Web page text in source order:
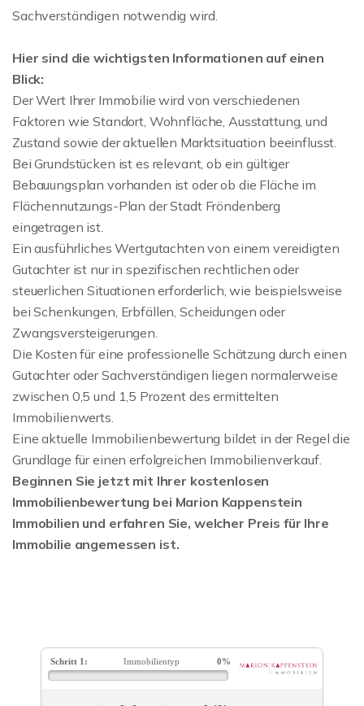
Sachverständigen notwendig wird.
Hier sind die wichtigsten Informationen auf einen
Blick:
Der Wert Ihrer Immobilie wird von verschiedenen
Faktoren wie Standort, Wohnfläche, Ausstattung, und
Zustand sowie der aktuellen Marktsituation beeinflusst.
Bei Grundstücken ist es relevant, ob ein gültiger
Bebauungsplan vorhanden ist oder ob die Fläche im
Flächennutzungs-Plan der Stadt Fröndenberg
eingetragen ist.
Ein ausführliches Wertgutachten von einem vereidigten
Gutachter ist nur in spezifischen rechtlichen oder
steuerlichen Situationen erforderlich, wie beispielsweise
bei Schenkungen, Erbfällen, Scheidungen oder
Zwangsversteigerungen.
Die Kosten für eine professionelle Schätzung durch einen
Gutachter oder Sachverständigen liegen normalerweise
zwischen 0,5 und 1,5 Prozent des ermittelten
Immobilienwerts.
Eine aktuelle Immobilienbewertung bildet in der Regel die
Grundlage für einen erfolgreichen Immobilienverkauf.
Beginnen Sie jetzt mit Ihrer kostenlosen
Immobilienbewertung bei Marion Kappenstein
Immobilien und erfahren Sie, welcher Preis für Ihre
Immobilie angemessen ist.